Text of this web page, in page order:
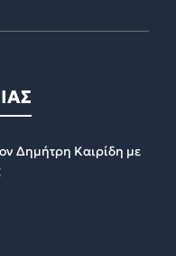
Δημήτρη Καιρίδη με